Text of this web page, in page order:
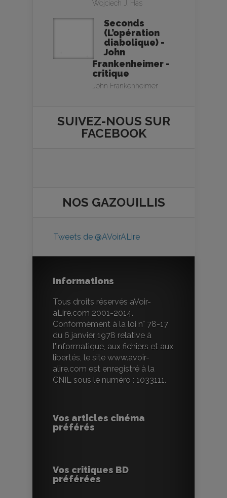
Wojciech J. Has
Seconds
(L’opération
diabolique) -
John
Frankenheimer -
critique
John Frankenheimer
SUIVEZ-NOUS SUR
FACEBOOK
NOS GAZOUILLIS
Tweets de @AVoirALire
Informations
Tous droits réservés aVoir-
aLire.com 2001-2014.
Conformément à la loi n° 78-17
du 6 janvier 1978 relative à
l'informatique, aux fichiers et aux
libertés, le site www.avoir-
alire.com est enregistré à la
CNIL sous le numéro : 1033111.
Vos articles cinéma
préférés
Vos critiques BD
préférées